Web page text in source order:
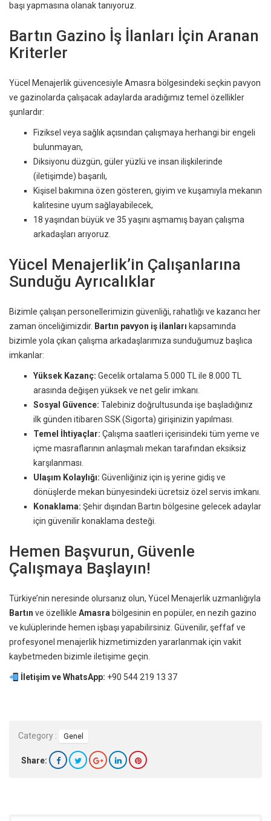
başı yapmasına olanak tanıyoruz.
Bartın Gazino İş İlanları İçin Aranan
Kriterler
Yücel Menajerlik güvencesiyle Amasra bölgesindeki seçkin pavyon
ve gazinolarda çalışacak adaylarda aradığımız temel özellikler
şunlardır:
Fiziksel veya sağlık açısından çalışmaya herhangi bir engeli
bulunmayan,
Diksiyonu düzgün, güler yüzlü ve insan ilişkilerinde
(iletişimde) başarılı,
Kişisel bakımına özen gösteren, giyim ve kuşamıyla mekanın
kalitesine uyum sağlayabilecek,
18 yaşından büyük ve 35 yaşını aşmamış bayan çalışma
arkadaşları arıyoruz.
Yücel Menajerlik’in Çalışanlarına
Sunduğu Ayrıcalıklar
Bizimle çalışan personellerimizin güvenliği, rahatlığı ve kazancı her
zaman önceliğimizdir. Bartın pavyon iş ilanları kapsamında
bizimle yola çıkan çalışma arkadaşlarımıza sunduğumuz başlıca
imkanlar:
Yüksek Kazanç: Gecelik ortalama 5.000 TL ile 8.000 TL
arasında değişen yüksek ve net gelir imkanı.
Sosyal Güvence: Talebiniz doğrultusunda işe başladığınız
ilk günden itibaren SSK (Sigorta) girişinizin yapılması.
Temel İhtiyaçlar: Çalışma saatleri içerisindeki tüm yeme ve
içme masraflarının anlaşmalı mekan tarafından eksiksiz
karşılanması.
Ulaşım Kolaylığı: Güvenliğiniz için iş yerine gidiş ve
dönüşlerde mekan bünyesindeki ücretsiz özel servis imkanı.
Konaklama: Şehir dışından Bartın bölgesine gelecek adaylar
için güvenilir konaklama desteği.
Hemen Başvurun, Güvenle
Çalışmaya Başlayın!
Türkiye’nin neresinde olursanız olun, Yücel Menajerlik uzmanlığıyla
Bartın ve özellikle Amasra bölgesinin en popüler, en nezih gazino
ve kulüplerinde hemen işbaşı yapabilirsiniz. Güvenilir, şeffaf ve
profesyonel menajerlik hizmetimizden yararlanmak için vakit
kaybetmeden bizimle iletişime geçin.
İletişim ve WhatsApp: +90 544 219 13 37
Category : Genel
Share: